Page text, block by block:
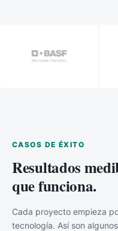
CASOS DE ÉXITO
Resultados
que funciona.
Cada proyecto empieza
tecnología. Así son